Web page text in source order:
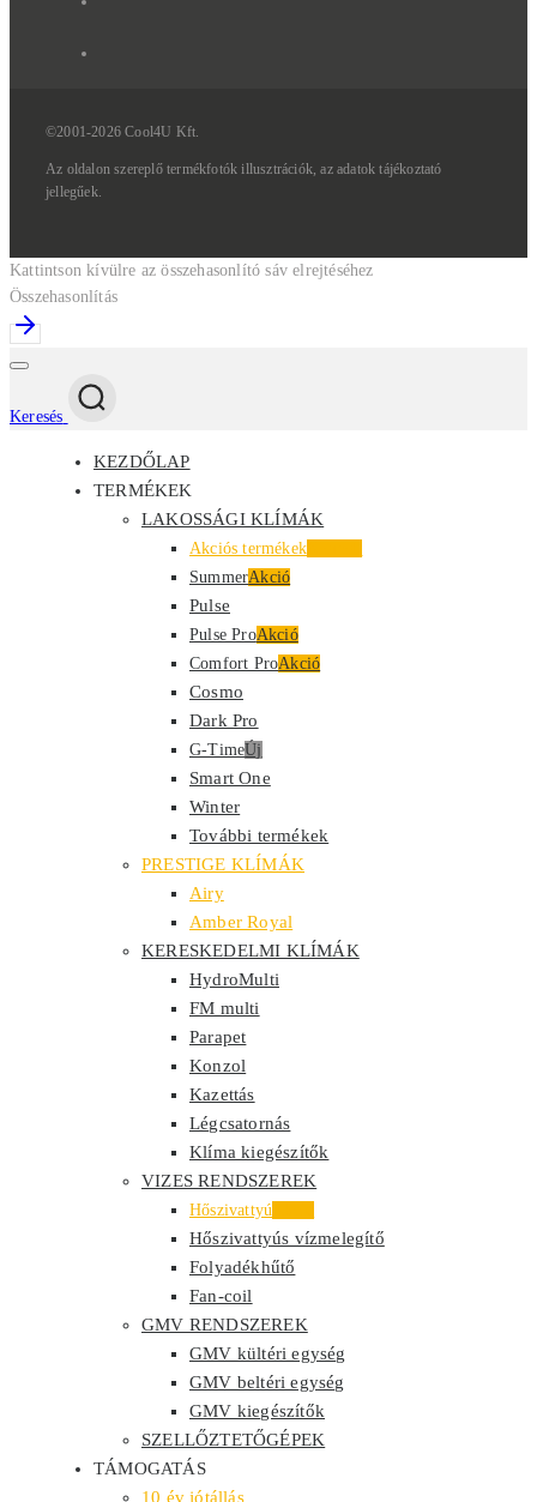
©2001-2026 Cool4U Kft.
Az oldalonszereplőtermékfotókillusztrációk,azadatoktájékoztató
jellegűek.
Kattintson kívülre az összehasonlító sáv elrejtéséhez
Összehasonlítás
Keresés
KEZDŐLAP
TERMÉKEK
LAKOSSÁGI KLÍMÁK
Akciós termékek
SummerAkció
Pulse
Pulse ProAkció
Comfort ProAkció
Cosmo
Dark Pro
G-TimeÚj
Smart One
Winter
További termékek
PRESTIGE KLÍMÁK
Airy
Amber Royal
KERESKEDELMI KLÍMÁK
HydroMulti
FM multi
Parapet
Konzol
Kazettás
Légcsatornás
Klíma kiegészítők
VIZES RENDSZEREK
Hőszivattyú
Hőszivattyús vízmelegítő
Folyadékhűtő
Fan-coil
GMV RENDSZEREK
GMV kültéri egység
GMV beltéri egység
GMV kiegészítők
SZELLŐZTETŐGÉPEK
TÁMOGATÁS
10 év jótállás